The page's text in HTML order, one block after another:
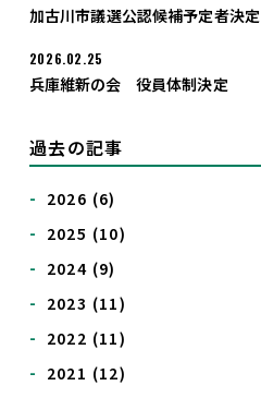
加古川市議選公認候補予定者決定
2026.02.25
兵庫維新の会 役員体制決定
過去の記事
2026 (6)
2025 (10)
2024 (9)
2023 (11)
2022 (11)
2021 (12)